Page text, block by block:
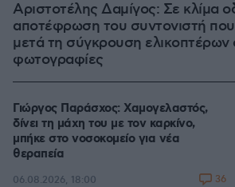
Αριστοτέλης Δαμίγος: Σε κλίμα
αποτέφρωση του συντονιστή
μετά τη σύγκρουση
φωτογραφίες
Γιώργος Παράσχος: Χαμογελαστός,
δίνει τη μάχη του με τον καρκίνο,
μπήκε στο νοσοκομείο για νέα
θεραπεία
06.08.2026, 18:00 36